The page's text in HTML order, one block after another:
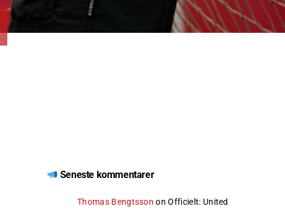
Seneste kommentarer
Thomas Bengtsson onOfficielt: United